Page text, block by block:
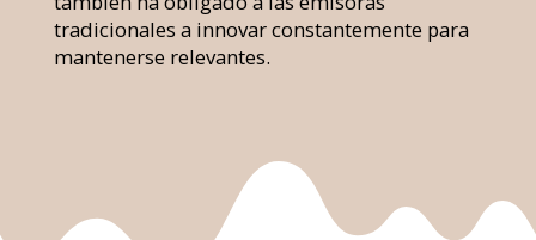
tradicionales a innovar constantemente para
mantenerse relevantes.